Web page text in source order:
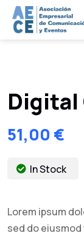
Digital
51,00 €
In Stock
Lorem ipsum
sed do